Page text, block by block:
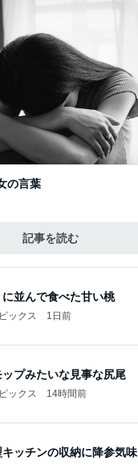
の言葉
記事を読む
並んで食べた甘い桃
ックス 1日前
プみたいな見事な尻尾
ックス 14時間前
キッチンの収納に降参気味